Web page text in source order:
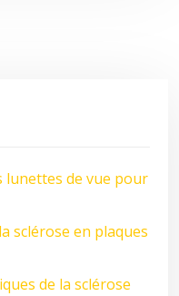
lunettes de vue pour
sclérose en plaques
de la sclérose